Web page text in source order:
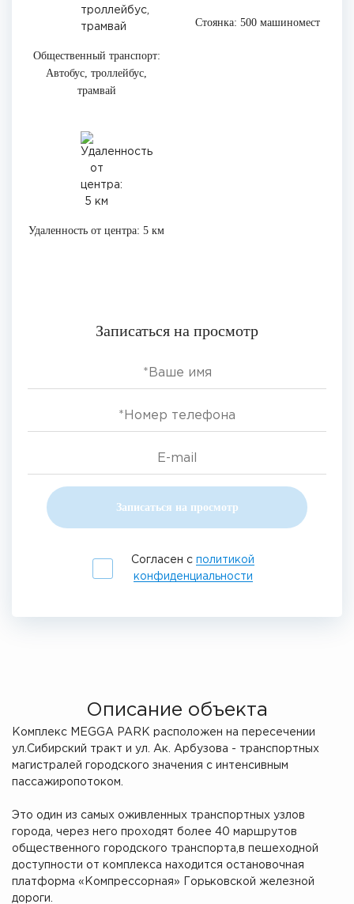
Общественный транспорт:
Автобус, троллейбус,
трамвай
Стоянка: 500 машиномест
Удаленность от центра: 5 км
Записаться на просмотр
Записаться на просмотр
Согласен с политикой
конфиденциальности
Описание объекта
Комплекс MEGGA PARK расположен на пересечении
ул.Сибирский тракт и ул. Ак. Арбузова - транспортных
магистралей городского значения с интенсивным
пассажиропотоком.
Это один из самых оживленных транспортных узлов
города, через него проходят более 40 маршрутов
общественного городского транспорта,в пешеходной
доступности от комплекса находится остановочная
платформа «Компрессорная» Горьковской железной
дороги.